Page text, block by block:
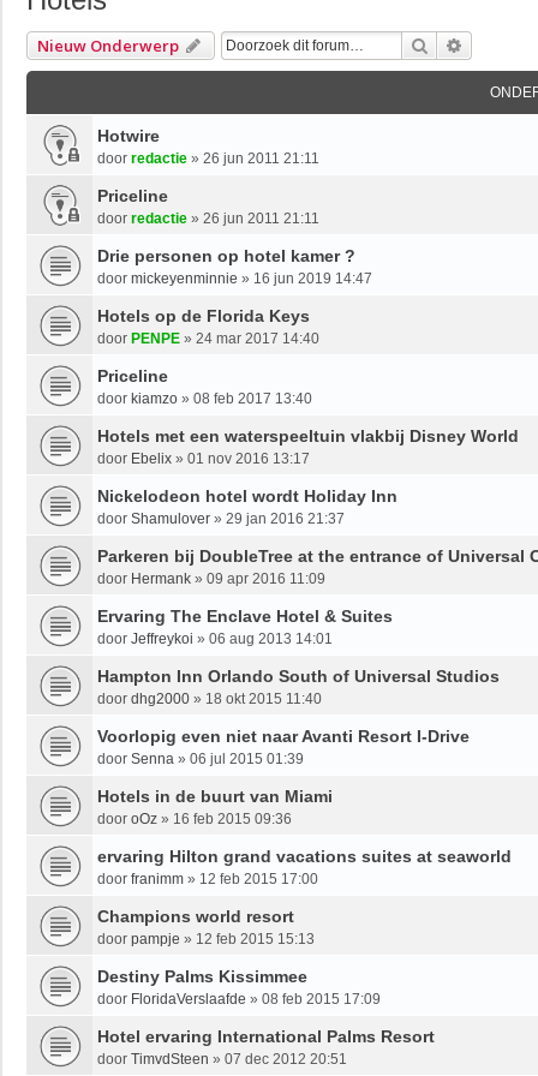
Nieuw Onderwerp Zoek
Hotwire
door redactie » 26 jun 2011 21:11
Priceline
door redactie » 26 jun 2011 21:11
Drie personen op hotel kamer ?
door mickeyenminnie » 16 jun 2019 14:47
Hotels op de Florida Keys
door PENPE » 24 mar 2017 14:40
Priceline
door kiamzo » 08 feb 2017 13:40
Hotels met een waterspeeltuin vlakbij Disney World
door Ebelix » 01 nov 2016 13:17
Nickelodeon hotel wordt Holiday Inn
door Shamulover » 29 jan 2016 21:37
Parkeren bij DoubleTree at the entrance of Universal
door Hermank » 09 apr 2016 11:09
Ervaring The Enclave Hotel & Suites
door Jeffreykoi » 06 aug 2013 14:01
Hampton Inn Orlando South of Universal Studios
door dhg2000 » 18 okt 2015 11:40
Voorlopig even niet naar Avanti Resort I-Drive
door Senna » 06 jul 2015 01:39
Hotels in de buurt van Miami
door oOz » 16 feb 2015 09:36
ervaring Hilton grand vacations suites at seaworld
door franimm » 12 feb 2015 17:00
Champions world resort
door pampje » 12 feb 2015 15:13
Destiny Palms Kissimmee
door FloridaVerslaafde » 08 feb 2015 17:09
Hotel ervaring International Palms Resort
door TimvdSteen » 07 dec 2012 20:51